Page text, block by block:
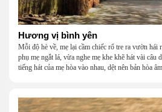
Hương vị bình yên
Mỗi độ hè về, mẹ lại cầm chiếc rổ tre ra vườn hái
phụ mẹ ngắt lá, vừa nghe mẹ khe khẽ hát vài câu
tiếng hát của mẹ hòa vào nhau, dệt nên bản hòa